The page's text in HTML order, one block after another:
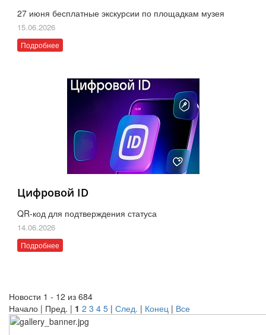
27 июня бесплатные экскурсии по площадкам музея
15.06.2026
Подробнее
Цифровой ID
QR-код для подтверждения статуса
14.06.2026
Подробнее
Новости 1 - 12 из 684
Начало | Пред. | 1 2 3 4 5 | След. | Конец | Все